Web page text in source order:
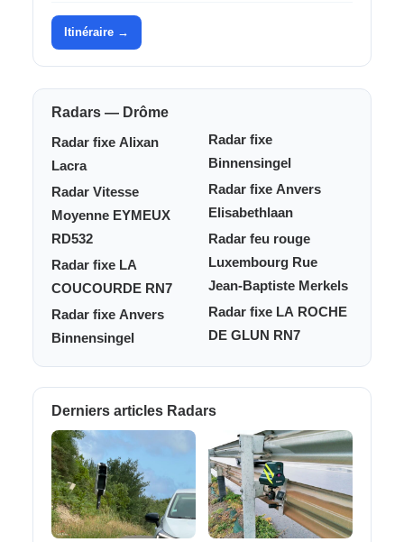
Itinéraire →
Radars — Drôme
Radar fixe Alixan
Lacra
Radar Vitesse
Moyenne EYMEUX
RD532
Radar fixe LA
COUCOURDE RN7
Radar fixe Anvers
Binnensingel
Radar fixe
Binnensingel
Radar fixe Anvers
Elisabethlaan
Radar feu rouge
Luxembourg Rue
Jean-Baptiste Merkels
Radar fixe LA ROCHE
DE GLUN RN7
Derniers articles Radars